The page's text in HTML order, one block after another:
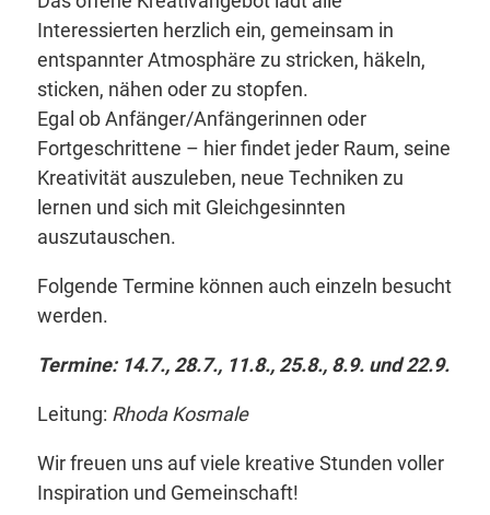
Interessierten herzlich ein, gemeinsam in
entspannter Atmosphäre zu stricken, häkeln,
sticken, nähen oder zu stopfen.
Egal ob Anfänger/Anfängerinnen oder
Fortgeschrittene – hier findet jeder Raum, seine
Kreativität auszuleben, neue Techniken zu
lernen und sich mit Gleichgesinnten
auszutauschen.
Folgende Termine können auch einzeln besucht
werden.
Termine: 14.7., 28.7., 11.8., 25.8., 8.9. und 22.9.
Leitung: Rhoda Kosmale
Wir freuen uns auf viele kreative Stunden voller
Inspiration und Gemeinschaft!